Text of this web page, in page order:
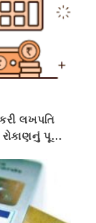
લખપતિ
પૂરું